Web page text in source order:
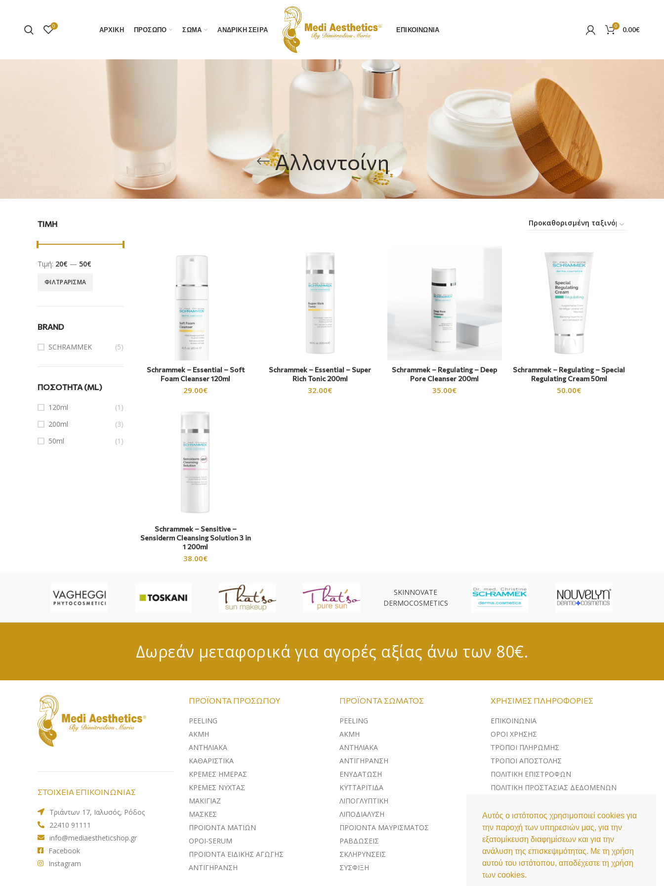
Αυτός ο ιστότοπος χρησιμοποιεί cookies για
την παροχή των υπηρεσιών μας, για την
εξατομίκευση διαφημίσεων και για την
ανάλυση της επισκεψιμότητας. Με τη χρήση
αυτού του ιστότοπου, αποδέχεστε τη χρήση
των cookies.
0 ΑΡΧΙΚΗ ΠΡΟΣΩΠΟ ΣΩΜΑ AΝΔΡΙΚΗ ΣΕΙΡΑ ΕΠΙΚΟΙΝΩΝΙΑ 0 0.00€
Αλλαντοίνη
ΤΙΜΗ
ΦΙΛΤΡΆΡΙΣΜΑ
Τιμή: 20€ — 50€
BRAND
SCHRAMMEK (5)
ΠΟΣΌΤΗΤΑ (ML)
120ml
(1)
200ml
(3)
50ml
(1)
Schrammek – Essential – Soft
Foam Cleanser 120ml
29.00€
Schrammek – Essential – Super
Rich Tonic 200ml
32.00€
Schrammek – Regulating – Deep
Pore Cleanser 200ml
35.00€
Schrammek – Regulating – Special
Regulating Cream 50ml
50.00€
Schrammek – Sensitive –
Sensiderm Cleansing Solution 3 in
1 200ml
38.00€
SKINNOVATE
DERMOCOSMETICS
Δωρεάν μεταφορικά για αγορές αξίας άνω των 80€.
ΣΤΟΙΧΕΙΑ ΕΠΙΚΟΙΝΩΝΙΑΣ
Τριάντων 17, Ιαλυσός, Ρόδος
22410 91111
info@mediaestheticshop.gr
Facebook
Instagram
ΠΡΟΪΌΝΤΑ ΠΡΟΣΏΠΟΥ
PEELING
ΑΚΜΗ
ΑΝΤΗΛΙΑΚA
ΚΑΘΑΡΙΣΤΙΚΑ
ΚΡΕΜΕΣ ΗΜΕΡΑΣ
ΚΡΕΜΕΣ ΝΥΧΤΑΣ
ΜΑΚΙΓΙΑΖ
ΜΑΣΚΕΣ
ΠΡΟΪΟΝΤΑ ΜΑΤΙΩΝ
ΟΡΟΙ-SERUM
ΠΡΟΪΟΝΤΑ ΕΙΔΙΚΗΣ ΑΓΩΓΗΣ
ΑΝΤΙΓΗΡΑΝΣΗ
ΠΡΟΪΌΝΤΑ ΣΏΜΑΤΟΣ
PEELING
ΑΚΜΗ
ΑΝΤΗΛΙΑΚΑ
ΑΝΤΙΓΗΡΑΝΣΗ
ΕΝΥΔΑΤΩΣΗ
ΚΥΤΤΑΡΙΤΙΔΑ
ΛΙΠΟΓΛΥΠΤΙΚΗ
ΛΙΠΟΔΙΑΛΥΣΗ
ΠΡΟΪΟΝΤΑ ΜΑΥΡΙΣΜΑΤΟΣ
ΡΑΒΔΩΣΕΙΣ
ΣΚΛΗΡΥΝΣΕΙΣ
ΣΥΣΦΙΞΗ
ΧΡΉΣΙΜΕΣ ΠΛΗΡΟΦΟΡΊΕΣ
ΕΠΙΚΟΙΝΩΝΊΑ
ΌΡΟΙ ΧΡΉΣΗΣ
ΤΡΌΠΟΙ ΠΛΗΡΩΜΉΣ
ΤΡΌΠΟΙ ΑΠΟΣΤΟΛΉΣ
ΠΟΛΙΤΙΚΉ ΕΠΙΣΤΡΟΦΏΝ
ΠΟΛΙΤΙΚΉ ΠΡΟΣΤΑΣΊΑΣ ΔΕΔΟΜΈΝΩΝ